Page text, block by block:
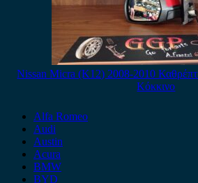
Nissan Micra (K12) 2008-2010
Κόκκινο
Alfa Romeo
Audi
Austin
Acura
BMW
BYD